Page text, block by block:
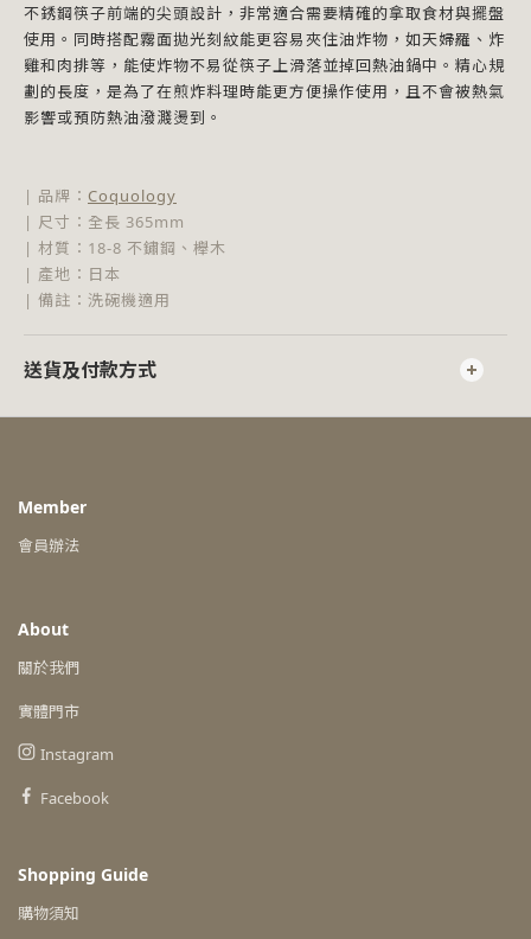
不銹鋼筷子前端的尖頭設計，非常適合需要精確的拿取食材與擺盤
使用。同時搭配霧面拋光刻紋能更容易夾住油炸物，如天婦羅、炸
雞和肉排等，能使炸物不易從筷子上滑落並掉回熱油鍋中。精心規
劃的長度，是為了在煎炸料理時能更方便操作使用，且不會被熱氣
影響或預防熱油潑濺燙到。
| 品牌： Coquology
| 尺寸：全長 365mm
| 材質：18-8 不鏽鋼、櫸木
| 產地：日本
| 備註：洗碗機適用
送貨及付款方式
Member
會員辦法
About
關於我們
實體門市
Instagram
Facebook
Shopping Guide
購物須知